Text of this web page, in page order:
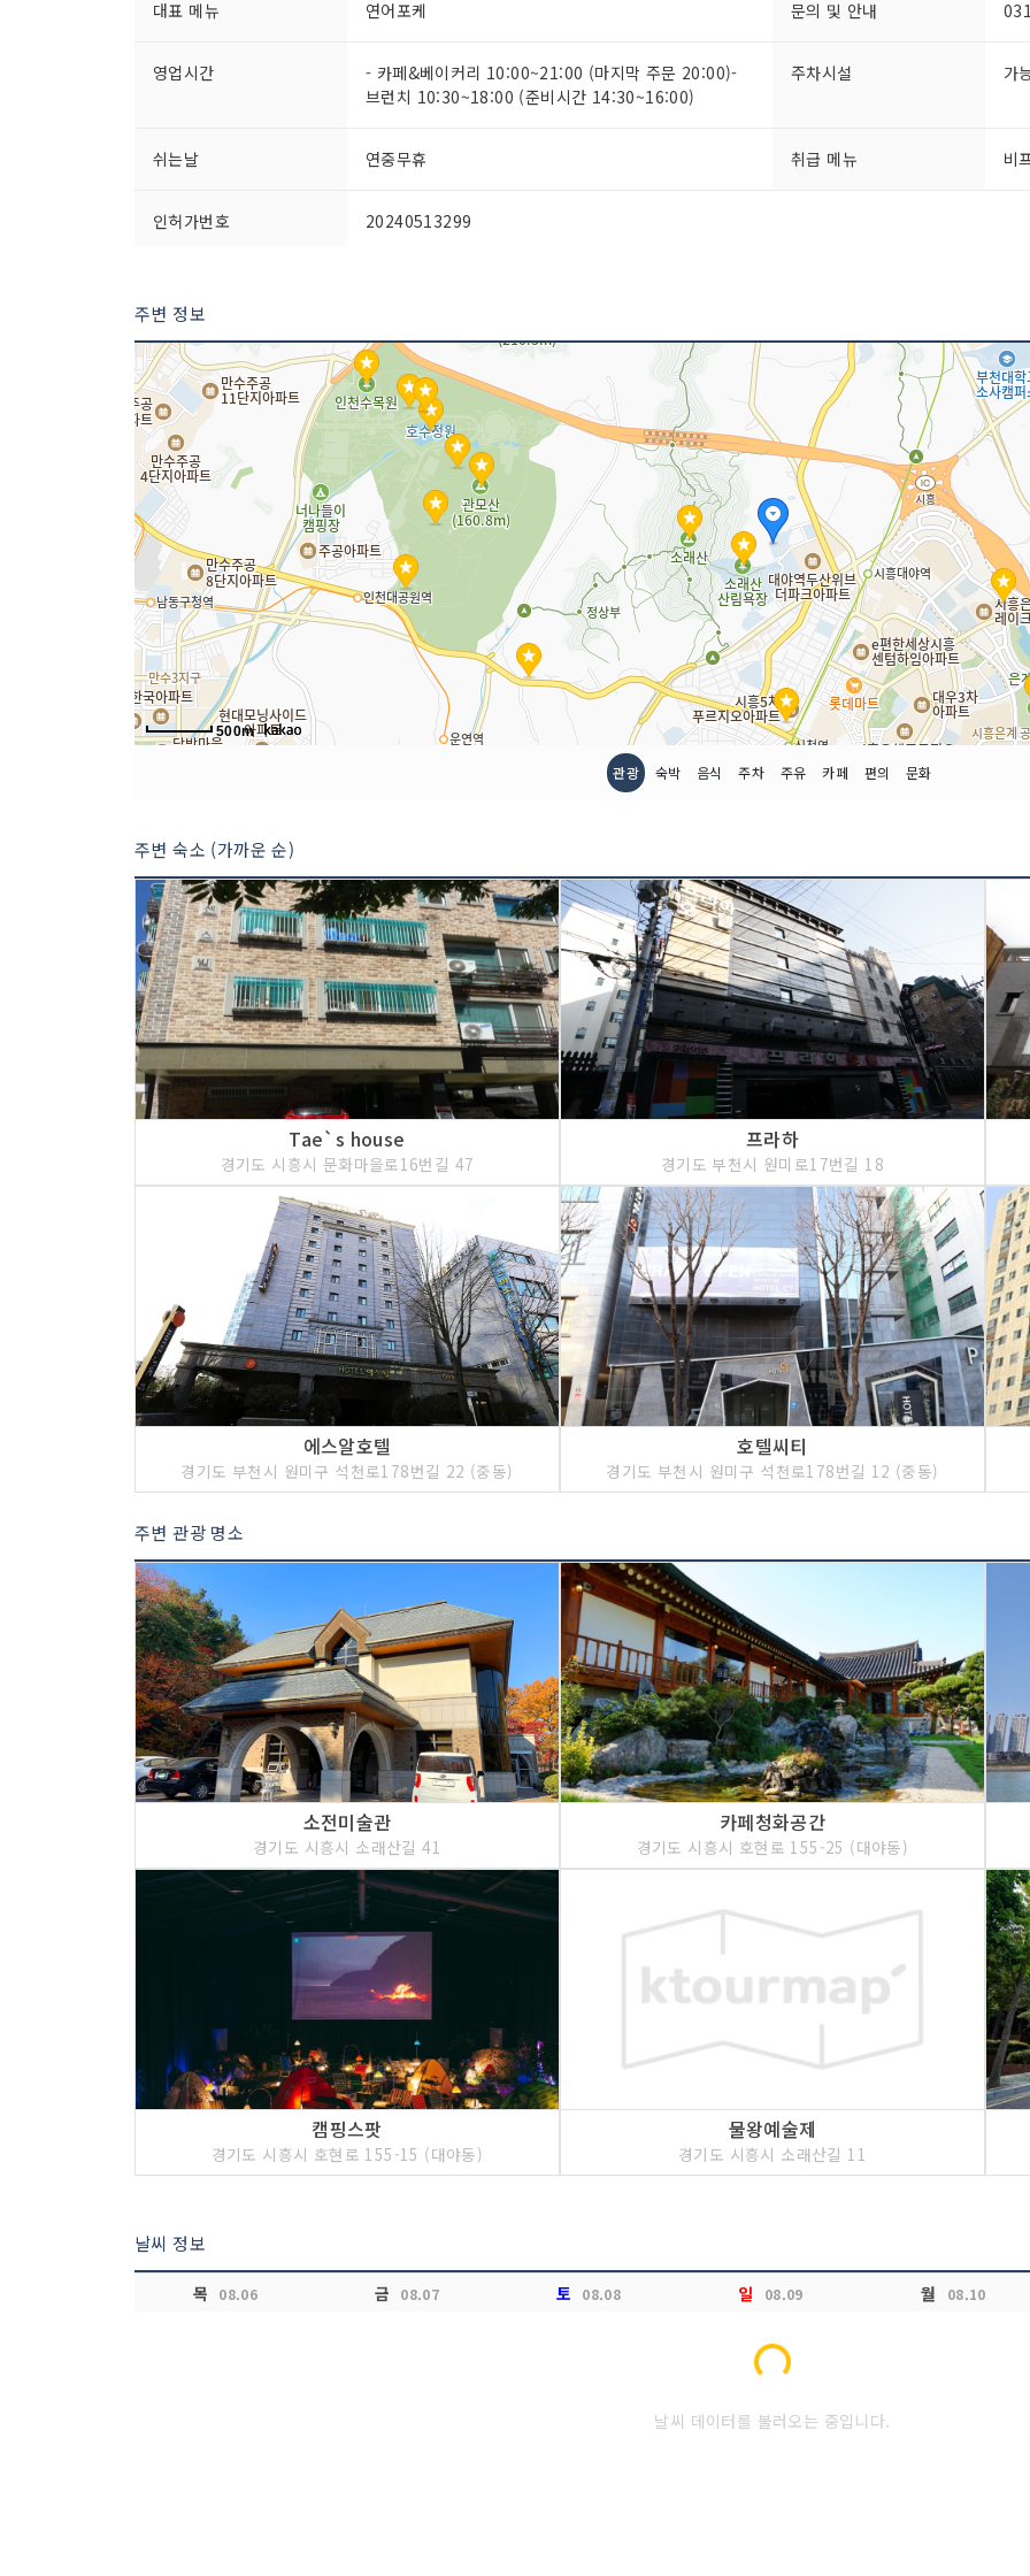
대표 메뉴 연어포케 문의 및 안내
영업시간
- 카페&베이커리 10:00~21:00 (마지막 주문 20:00)-
브런치 10:30~18:00 (준비시간 14:30~16:00)
주차시설 가
쉬는날 연중무휴 취급 메뉴 비
인허가번호 20240513299
주변 정보
500m
관광 숙박 음식 주차 주유 카페 편의 문화
주변 숙소 (가까운 순)
Tae`s house
경기도 시흥시 문화마을로16번길 47
프라하
경기도 부천시 원미로17번길 18
에스알호텔
경기도 부천시 원미구 석천로178번길 22 (중동)
호텔씨티
경기도 부천시 원미구 석천로178번길 12 (중동)
주변 관광 명소
소전미술관
경기도 시흥시 소래산길 41
카페청화공간
경기도 시흥시 호현로 155-25 (대야동)
캠핑스팟
경기도 시흥시 호현로 155-15 (대야동)
물왕예술제
경기도 시흥시 소래산길 11
날씨 정보
목 08.06 금 08.07 토 08.08 일 08.09 월 08.10
Loading...
날씨 데이터를 불러오는 중입니다.